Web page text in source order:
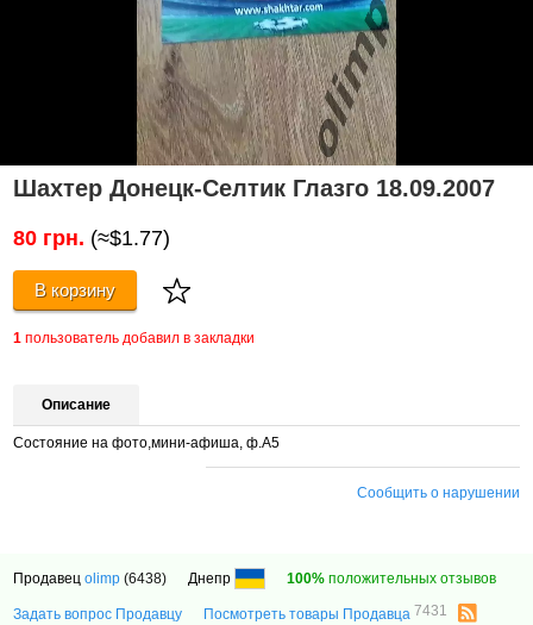
Шахтер Донецк-Селтик Глазго 18.09.2007
80 грн. (≈$1.77)
В корзину
1 пользователь добавил в закладки
Описание
Состояние на фото,мини-афиша, ф.А5
Сообщить о нарушении
Продавецolimp (6438) Днепр 100% положительных отзывов
Задать вопрос Продавцу Посмотреть товары Продавца 7431